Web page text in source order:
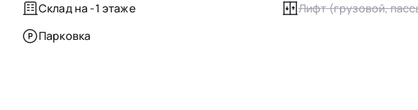
Склад на -1 этаже
Лифт (грузовой,
Парковка